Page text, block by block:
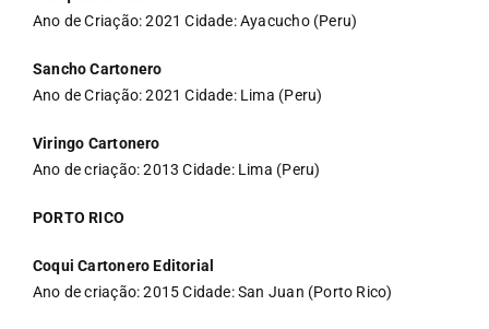
Ano de Criação: 2021 Cidade: Ayacucho (Peru)
Sancho Cartonero
Ano de Criação: 2021 Cidade: Lima (Peru)
Viringo Cartonero
Ano de criação: 2013 Cidade: Lima (Peru)
PORTO RICO
Coqui Cartonero Editorial
Ano de criação: 2015 Cidade: San Juan (Porto Rico)